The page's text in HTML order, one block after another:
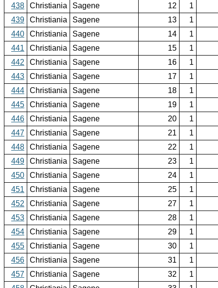
438 Christiania Sagene 12
1
439
Christiania Sagene 13
1
440
Christiania Sagene 14
1
441
Christiania Sagene 15
1
442
Christiania Sagene 16
1
443
Christiania Sagene 17
1
444
Christiania Sagene 18
1
445
Christiania Sagene 19
1
446
Christiania Sagene 20
1
447
Christiania Sagene 21
1
448
Christiania Sagene 22
1
449
Christiania Sagene 23
1
450
Christiania Sagene 24
1
451
Christiania Sagene 25
1
452
Christiania Sagene 27
1
453
Christiania Sagene 28
1
454
Christiania Sagene 29
1
455
Christiania Sagene 30
1
456
Christiania Sagene 31
1
457
Christiania Sagene 32
1